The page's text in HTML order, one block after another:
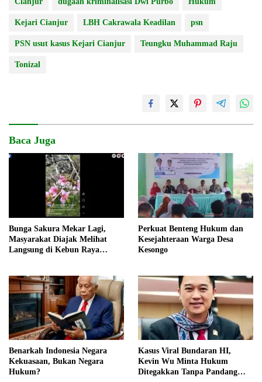
Kejari Cianjur LBH Cakrawala Keadilan psn
PSN usut kasus Kejari Cianjur Teungku Muhammad Raju
Tonizal
Baca Juga
Bunga Sakura Mekar Lagi,
Masyarakat Diajak Melihat
Langsung di Kebun Raya
Perkuat Benteng Hukum dan
Kesejahteraan Warga Desa
Kesongo
Benarkah Indonesia Negara
Kekuasaan, Bukan Negara
Hukum?
Kasus Viral Bundaran HI,
Kevin Wu Minta Hukum
Ditegakkan Tanpa Pandang